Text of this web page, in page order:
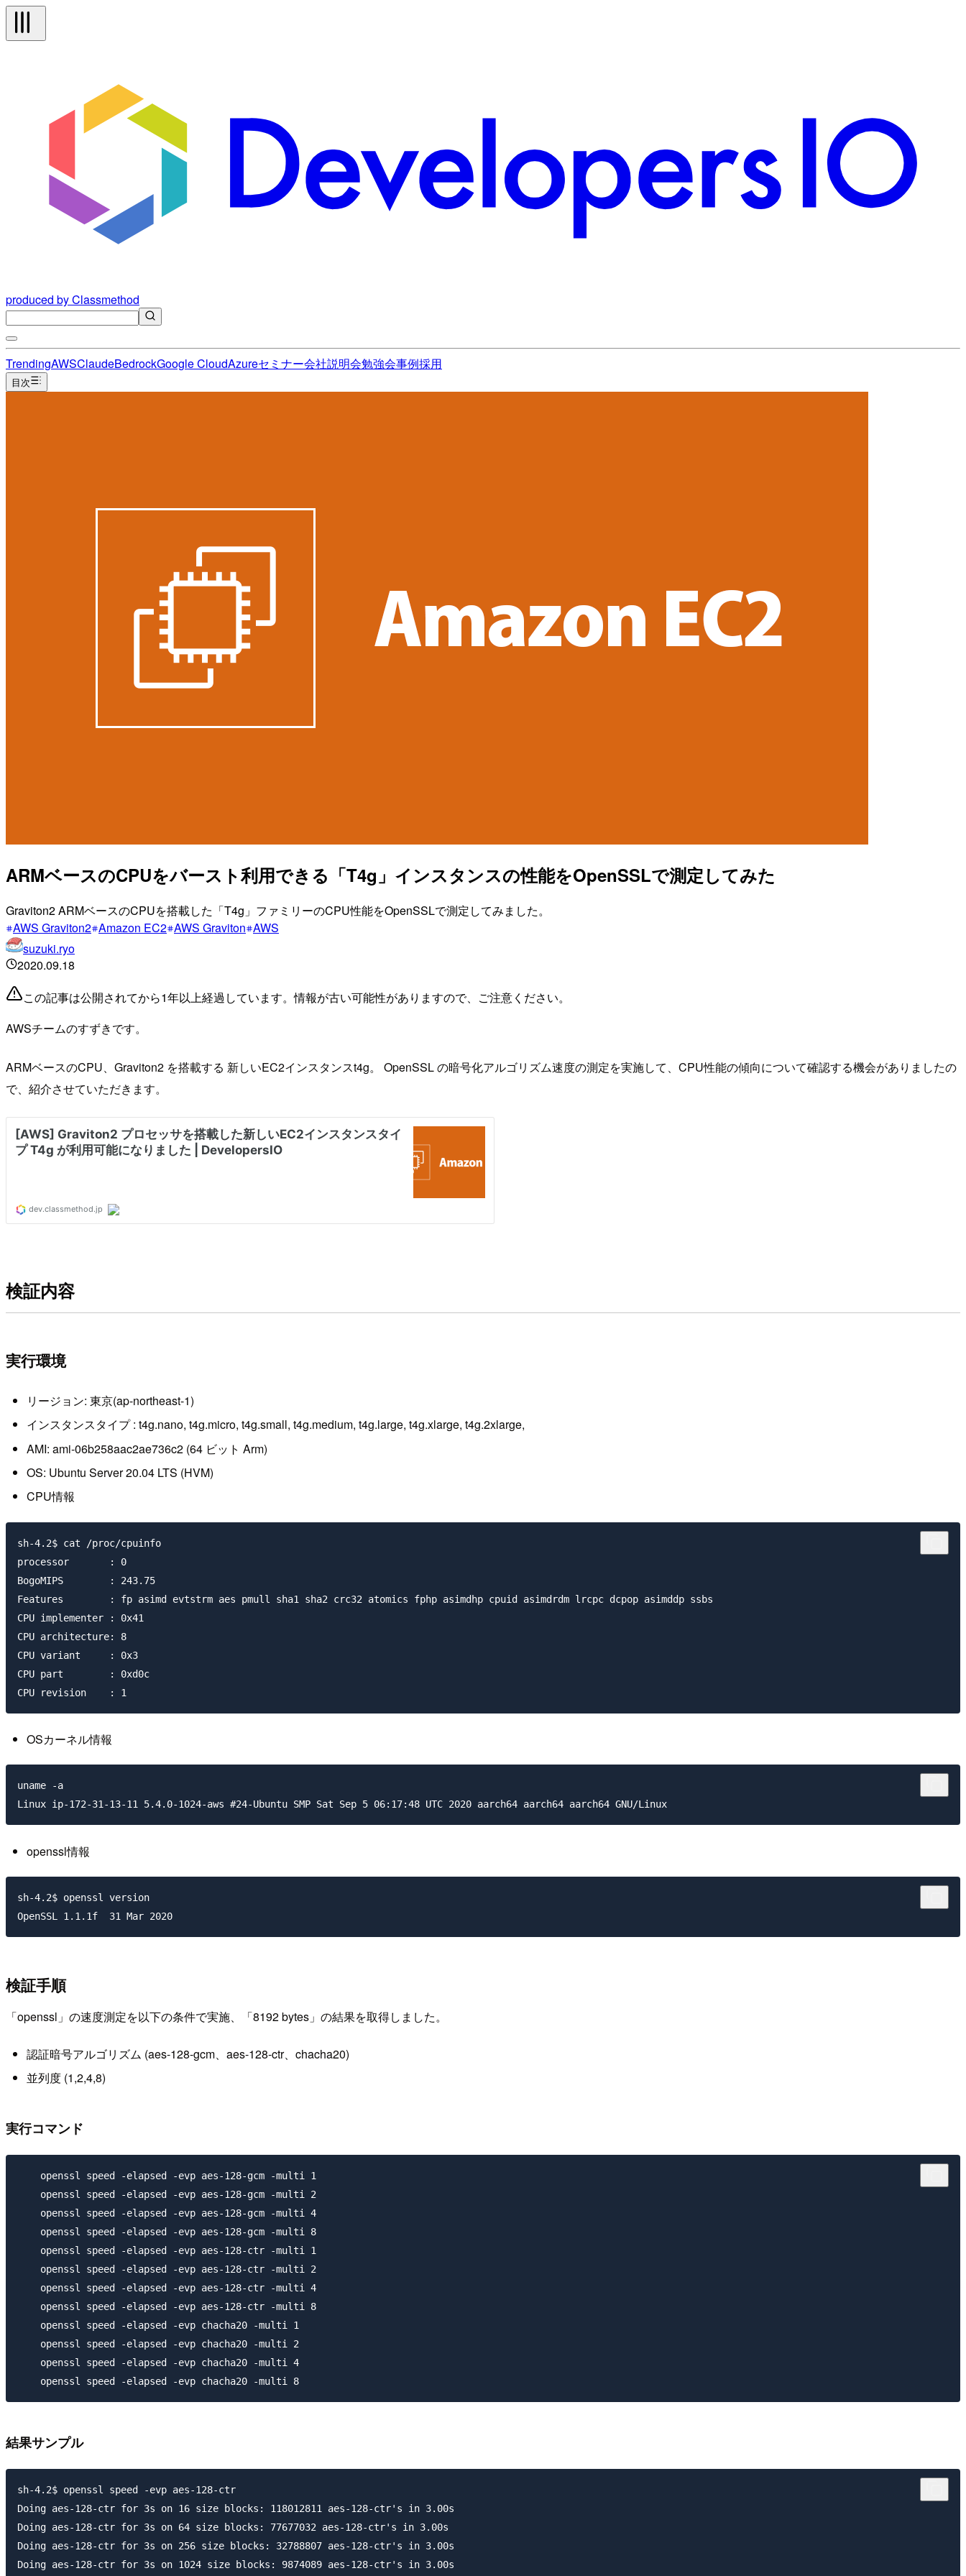
produced by Classmethod
TrendingAWSClaudeBedrockGoogle CloudAzureセミナー会社説明会勉強会事例採用
目次
ARMベースのCPUをバースト利用できる「T4g」インスタンスの性能をOpenSSLで測定してみた
Graviton2 ARMベースのCPUを搭載した「T4g」ファミリーのCPU性能をOpenSSLで測定してみました。
AWS Graviton2 Amazon EC2 AWS Graviton AWS
suzuki.ryo
2020.09.18
この記事は公開されてから1年以上経過しています。情報が古い可能性がありますので、ご注意ください。
AWSチームのすずきです。
ARMベースのCPU、Graviton2 を搭載する 新しいEC2インスタンスt4g。 OpenSSL の暗号化アルゴリズム速度の測定を実施して、CPU性能の傾向について確認する機会がありましたの
で、紹介させていただきます。
検証内容
実行環境
リージョン: 東京(ap-northeast-1)
インスタンスタイプ : t4g.nano, t4g.micro, t4g.small, t4g.medium, t4g.large, t4g.xlarge, t4g.2xlarge,
AMI: ami-06b258aac2ae736c2 (64 ビット Arm)
OS: Ubuntu Server 20.04 LTS (HVM)
CPU情報
sh-4.2$ cat /proc/cpuinfo
processor       : 0
BogoMIPS        : 243.75
Features        : fp asimd evtstrm aes pmull sha1 sha2 crc32 atomics fphp asimdhp cpuid asimdrdm lrcpc dcpop asimddp ssbs
CPU implementer : 0x41
CPU architecture: 8
CPU variant     : 0x3
CPU part        : 0xd0c
OSカーネル情報
uname -a
openssl情報
sh-4.2$ openssl version
検証手順
「openssl」の速度測定を以下の条件で実施、「8192 bytes」の結果を取得しました。
認証暗号アルゴリズム (aes-128-gcm、aes-128-ctr、chacha20)
並列度 (1,2,4,8)
実行コマンド
    openssl speed -elapsed -evp aes-128-gcm -multi 1
    openssl speed -elapsed -evp aes-128-gcm -multi 2
    openssl speed -elapsed -evp aes-128-gcm -multi 4
    openssl speed -elapsed -evp aes-128-gcm -multi 8
    openssl speed -elapsed -evp aes-128-ctr -multi 1
    openssl speed -elapsed -evp aes-128-ctr -multi 2
    openssl speed -elapsed -evp aes-128-ctr -multi 4
    openssl speed -elapsed -evp aes-128-ctr -multi 8
    openssl speed -elapsed -evp chacha20 -multi 1
    openssl speed -elapsed -evp chacha20 -multi 2
    openssl speed -elapsed -evp chacha20 -multi 4
結果サンプル
sh-4.2$ openssl speed -evp aes-128-ctr
Doing aes-128-ctr for 3s on 16 size blocks: 118012811 aes-128-ctr's in 3.00s
Doing aes-128-ctr for 3s on 64 size blocks: 77677032 aes-128-ctr's in 3.00s
Doing aes-128-ctr for 3s on 256 size blocks: 32788807 aes-128-ctr's in 3.00s
Doing aes-128-ctr for 3s on 1024 size blocks: 9874089 aes-128-ctr's in 3.00s